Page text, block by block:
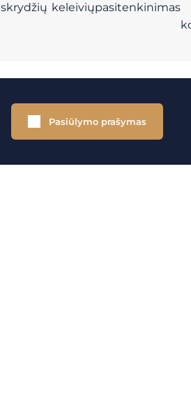
skrydžių keleiviųpasitenkinimas
Pasiūlymo prašymas